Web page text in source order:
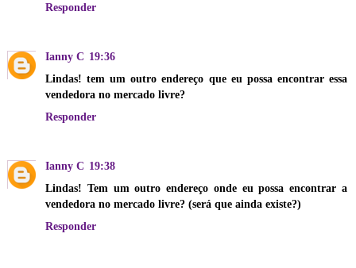
Responder
Ianny C 19:36
Lindas! tem um outro endereço que eu possa encontrar essa
vendedora no mercado livre?
Responder
Ianny C 19:38
Lindas! Tem um outro endereço onde eu possa encontrar a
vendedora no mercado livre? (será que ainda existe?)
Responder